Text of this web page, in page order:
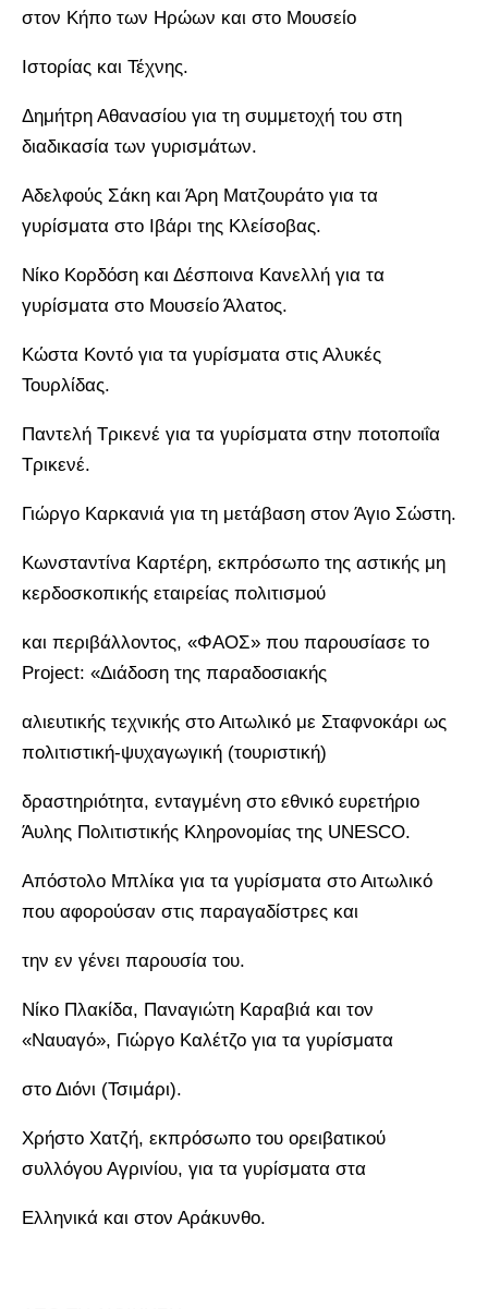
στον Κήπο των Ηρώων και στο Μουσείο
Ιστορίας και Τέχνης.
Δημήτρη Αθανασίου για τη συμμετοχή του στη
διαδικασία των γυρισμάτων.
Αδελφούς Σάκη και Άρη Ματζουράτο για τα
γυρίσματα στο Ιβάρι της Κλείσοβας.
Νίκο Κορδόση και Δέσποινα Κανελλή για τα
γυρίσματα στο Μουσείο Άλατος.
Κώστα Κοντό για τα γυρίσματα στις Αλυκές
Τουρλίδας.
Παντελή Τρικενέ για τα γυρίσματα στην ποτοποιΐα
Τρικενέ.
Γιώργο Καρκανιά για τη μετάβαση στον Άγιο Σώστη.
Κωνσταντίνα Καρτέρη, εκπρόσωπο της αστικής μη
κερδοσκοπικής εταιρείας πολιτισμού
και περιβάλλοντος, «ΦΑΟΣ» που παρουσίασε το
Project: «Διάδοση της παραδοσιακής
αλιευτικής τεχνικής στο Αιτωλικό με Σταφνοκάρι ως
πολιτιστική-ψυχαγωγική (τουριστική)
δραστηριότητα, ενταγμένη στο εθνικό ευρετήριο
Άυλης Πολιτιστικής Κληρονομίας της UNESCO.
Απόστολο Μπλίκα για τα γυρίσματα στο Αιτωλικό
που αφορούσαν στις παραγαδίστρες και
την εν γένει παρουσία του.
Νίκο Πλακίδα, Παναγιώτη Καραβιά και τον
«Ναυαγό», Γιώργο Καλέτζο για τα γυρίσματα
στο Διόνι (Τσιμάρι).
Χρήστο Χατζή, εκπρόσωπο του ορειβατικού
συλλόγου Αγρινίου, για τα γυρίσματα στα
Ελληνικά και στον Αράκυνθο.